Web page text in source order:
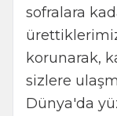
sofralara
korunarak,
sizlere
Dünya'da